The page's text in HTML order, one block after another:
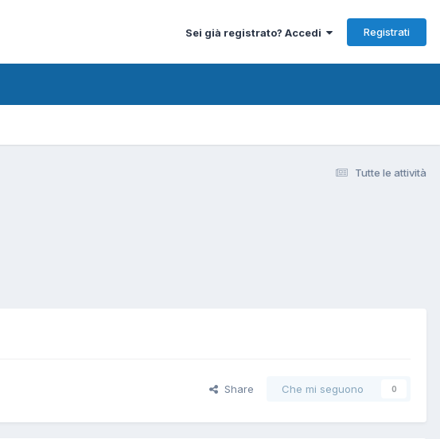
Sei già registrato? Accedi Registrati
Tutte le attività
Share Che mi seguono 0